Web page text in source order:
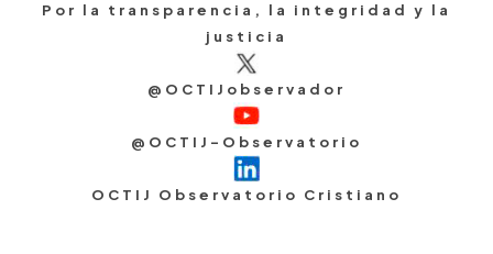
Por la transparencia, la integridad y la
justicia
@OCTIJobservador
@OCTIJ-Observatorio
OCTIJ Observatorio Cristiano